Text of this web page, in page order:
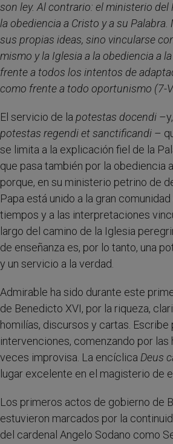
son ley. Al contrario: el ministerio del
la obediencia a Cristo y a su
sus propias ideas, sino vincularse
mismo y la Iglesia a la obediencia a
frente a todos los intentos de
como frente a todo oportunismo (7-
El servicio de la potestas docendi
potestas regendi et sanctificandi –
se limita a la explicación fiel de la
que pasa también por la obediencia
porque, en su ministerio petrino de
Papa está unido a la gran
tiempos y a las interpretaciones
largo del camino de la Iglesia
de enseñanza es, por lo tanto, una
y un servicio a la verdad.
Admirable ha sido durante este
de Benedicto XVI, por la riqueza,
homilías, discursos y cartas.
intervenciones, comenzando por las
veces improvisa. La encíclica Deus
lugar excelente en el magisterio de
Los primeros actos de gobierno de
estuvieron marcados por la
del cardenal Angelo Sodano como